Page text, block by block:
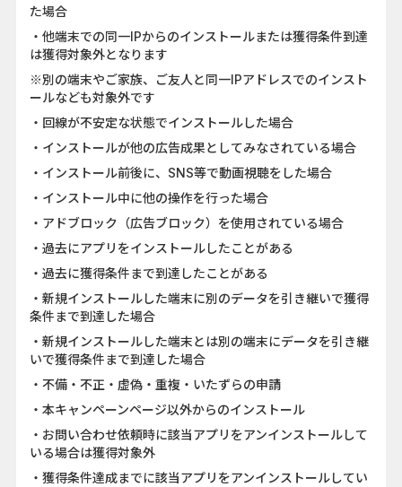
た場合
・他端末での同一IPからのインストールまたは獲得条件到達
は獲得対象外となります
※別の端末やご家族、ご友人と同一IPアドレスでのインスト
ールなども対象外です
・回線が不安定な状態でインストールした場合
・インストールが他の広告成果としてみなされている場合
・インストール前後に、SNS等で動画視聴をした場合
・インストール中に他の操作を行った場合
・アドブロック（広告ブロック）を使用されている場合
・過去にアプリをインストールしたことがある
・過去に獲得条件まで到達したことがある
・新規インストールした端末に別のデータを引き継いで獲得
条件まで到達した場合
・新規インストールした端末とは別の端末にデータを引き継
いで獲得条件まで到達した場合
・不備・不正・虚偽・重複・いたずらの申請
・本キャンペーンページ以外からのインストール
・お問い合わせ依頼時に該当アプリをアンインストールして
いる場合は獲得対象外
・獲得条件達成までに該当アプリをアンインストールしてい